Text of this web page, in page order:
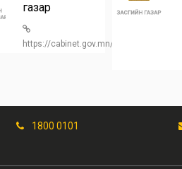
газар
https://cabinet.gov.mn/
1800 0101